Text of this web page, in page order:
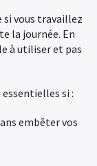
si vous travaillez
la journée. En
à utiliser et pas
essentielles si :
embêter vos